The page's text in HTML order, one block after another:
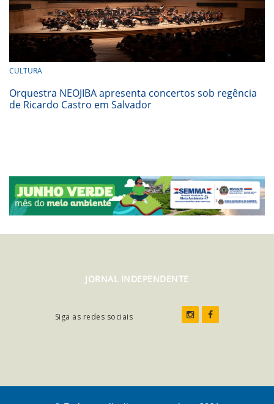
CULTURA
Orquestra NEOJIBA apresenta concertos sob regência
de Ricardo Castro em Salvador
JORNAL INDEPENDENTE
Siga as redes sociais